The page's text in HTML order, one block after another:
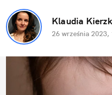
Klaudia
26 września 2023,